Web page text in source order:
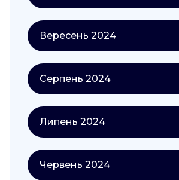
Вересень 2024
Серпень 2024
Липень 2024
Червень 2024